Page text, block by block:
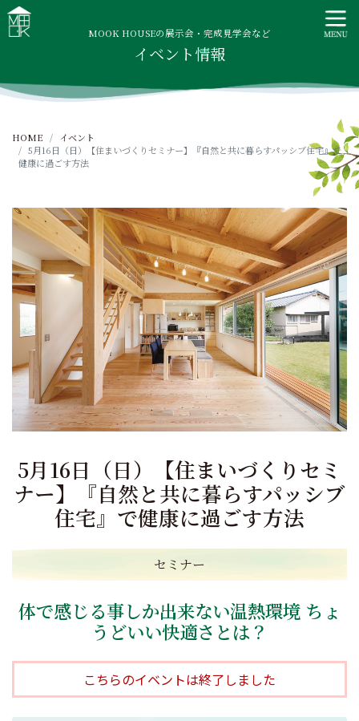
t
MOOK HOUSE ムックハウス
MOOK HOUSEはかごしま素材で建てる木の住まい。自然を
感じる四季に合わせた暮らし、家族がずっと住み継げる暮ら
MOOK HOUSEの展示会・完成見学会など
イベント情報
HOME
イベント
5月16日（日）【住まいづくりセミナー】『自然と共に暮らすパッシブ住宅』で
健康に過ごす方法
5月16日（日）【住まいづくりセミ
ナー】『自然と共に暮らすパッシブ
住宅』で健康に過ごす方法
セミナー
体で感じる事しか出来ない温熱環境 ちょ
うどいい快適さとは？
こちらのイベントは終了しました